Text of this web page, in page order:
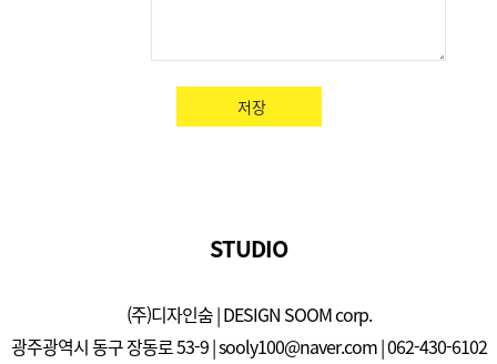
저장
STUDIO
(주)디자인숨 | DESIGN SOOM corp.
광주광역시 동구 장동로 53-9 | sooly100@naver.com | 062-430-6102